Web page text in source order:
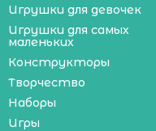
Игрушки для девочек
Игрушки для самых
маленьких
Конструкторы
Творчество
Наборы
Игры